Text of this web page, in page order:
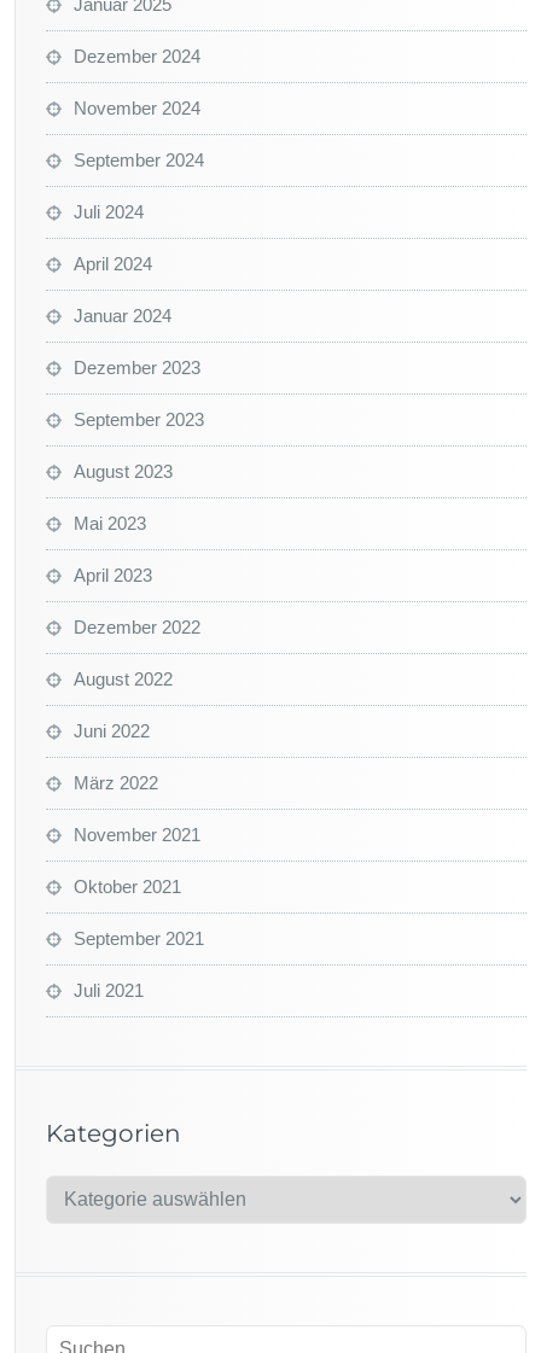
Januar 2025
Dezember 2024
November 2024
September 2024
Juli 2024
April 2024
Januar 2024
Dezember 2023
September 2023
August 2023
Mai 2023
April 2023
Dezember 2022
August 2022
Juni 2022
März 2022
November 2021
Oktober 2021
September 2021
Juli 2021
Kategorien
a